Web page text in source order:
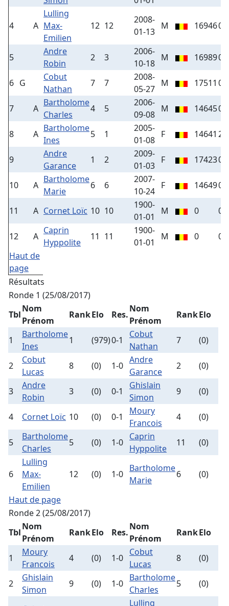
4 A
Lulling
Max-
Emilien
12 12
2008-
01-13
M 169460
5
Andre
Robin
2 3
2006-
10-18
M 169890
6 G
Cobut
Nathan
7 7
2008-
05-27
M 17511 0
7 A
Bartholome
Charles
4 5
2006-
09-08
M 146450
8 A
Bartholome
Ines
5 1
2005-
01-08
F 14641
9
Andre
Garance
1 2
2009-
01-03
F 174230
10 A
Bartholome
Marie
6 6
2007-
10-24
F 146490
11 A Cornet Loïc 10 10
1900-
01-01
M 0 0
12 A
Caprin
Hyppolite
11 11
1900-
01-01
M 0
0
Haut de
page
Résultats
Ronde 1 (25/08/2017)
Tbl
Nom
Prénom
RankElo Res.
Nom
Prénom
RankElo
1
Bartholome
Ines
1 (979)0-1
Cobut
Nathan
7 (0)
2
Cobut
Lucas
8 (0) 1-0
Andre
Garance
2 (0)
3
Andre
Robin
3 (0) 0-1
Ghislain
Simon
9 (0)
4 Cornet Loïc 10 (0) 0-1
Moury
Francois
4 (0)
5
Bartholome
Charles
5 (0) 1-0
Caprin
Hyppolite
11 (0)
6
Lulling
Max-
Emilien
12 (0) 1-0
Bartholome
Marie
6 (0)
Haut de page
Ronde 2 (25/08/2017)
Tbl
Nom
Prénom
RankElo Res.
Nom
Prénom
RankElo
1
Moury
Francois
4 (0) 1-0
Cobut
Lucas
8 (0)
2
Ghislain
Simon
9 (0) 1-0
Bartholome
Charles
5 (0)
Lulling